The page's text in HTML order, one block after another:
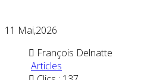
11 Mai,2026
François Delnatte
Articles